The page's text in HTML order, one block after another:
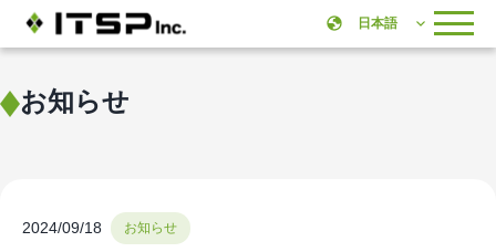
お知らせ
2024/09/18 お知らせ